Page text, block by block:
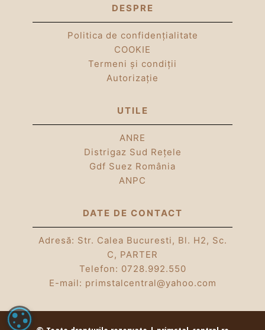
DESPRE
Politica de confidențialitate
COOKIE
Termeni și condiții
Autorizație
UTILE
ANRE
Distrigaz Sud Rețele
Gdf Suez România
ANPC
DATE DE CONTACT
Adresă: Str. Calea Bucuresti, Bl. H2, Sc.
C, PARTER
Telefon: 0728.992.550
E-mail: primstalcentral@yahoo.com